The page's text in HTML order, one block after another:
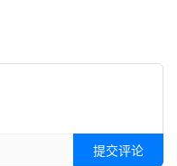
提交评论